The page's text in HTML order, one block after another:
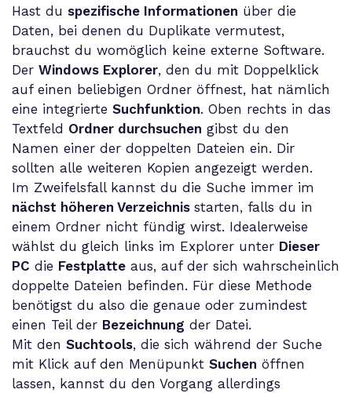
Hast du spezifische Informationen über die
Daten, bei denen du Duplikate vermutest,
brauchst du womöglich keine externe Software.
Der Windows Explorer, den du mit Doppelklick
auf einen beliebigen Ordner öffnest, hat nämlich
eine integrierte Suchfunktion. Oben rechts in das
Textfeld Ordner durchsuchen gibst du den
Namen einer der doppelten Dateien ein. Dir
sollten alle weiteren Kopien angezeigt werden.
Im Zweifelsfall kannst du die Suche immer im
nächst höheren Verzeichnis starten, falls du in
einem Ordner nicht fündig wirst. Idealerweise
wählst du gleich links im Explorer unter Dieser
PC die Festplatte aus, auf der sich wahrscheinlich
doppelte Dateien befinden. Für diese Methode
benötigst du also die genaue oder zumindest
einen Teil der Bezeichnung der Datei.
Mit den Suchtools, die sich während der Suche
mit Klick auf den Menüpunkt Suchen öffnen
lassen, kannst du den Vorgang allerdings